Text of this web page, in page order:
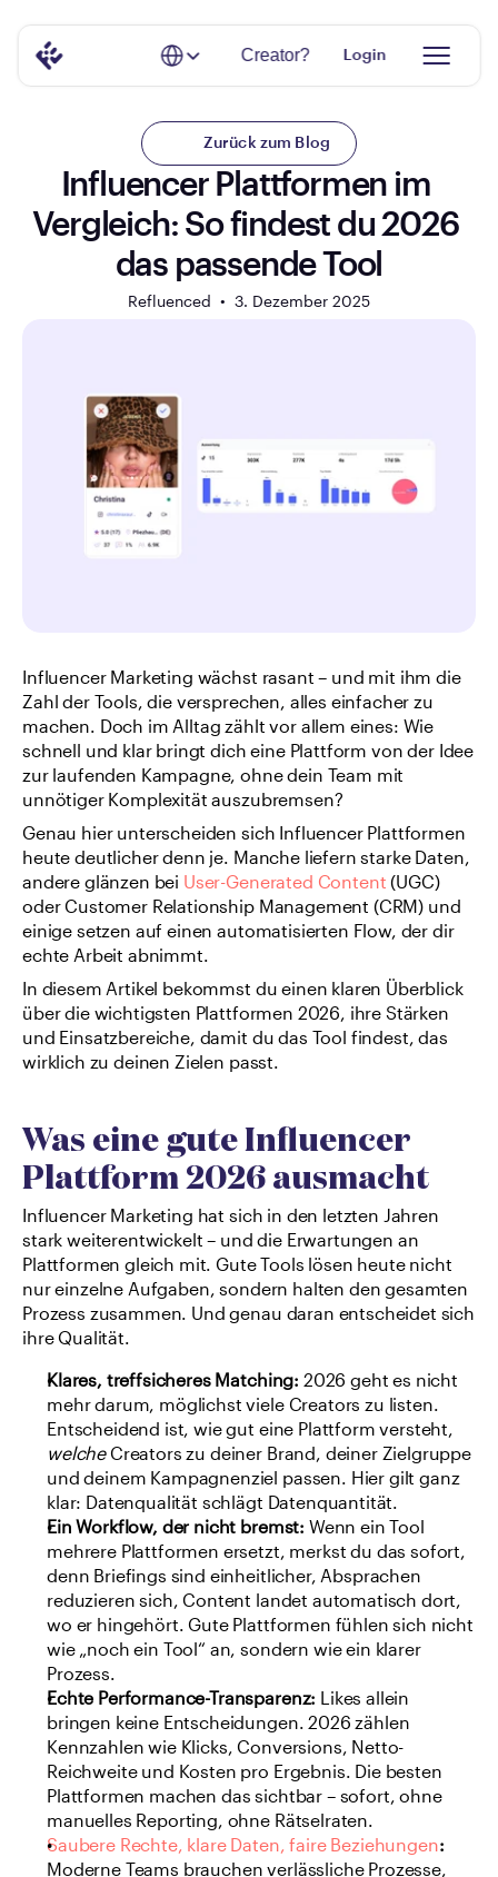
Zurück zum Blog
Influencer Plattformen im
Vergleich: So findest du 2026
das passende Tool
Refluenced  • 3. Dezember 2025
Influencer Marketing wächst rasant – und mit ihm die
Zahl der Tools, die versprechen, alles einfacher zu
machen. Doch im Alltag zählt vor allem eines: Wie
schnell und klar bringt dich eine Plattform von der Idee
zur laufenden Kampagne, ohne dein Team mit
unnötiger Komplexität auszubremsen?
Genau hier unterscheiden sich Influencer Plattformen
heute deutlicher denn je. Manche liefern starke Daten,
andere glänzen bei User-Generated Content (UGC)
oder Customer Relationship Management (CRM) und
einige setzen auf einen automatisierten Flow, der dir
echte Arbeit abnimmt.
In diesem Artikel bekommst du einen klaren Überblick
über die wichtigsten Plattformen 2026, ihre Stärken
und Einsatzbereiche, damit du das Tool findest, das
wirklich zu deinen Zielen passt.
Was eine gute Influencer
Plattform 2026 ausmacht
Influencer Marketing hat sich in den letzten Jahren
stark weiterentwickelt – und die Erwartungen an
Plattformen gleich mit. Gute Tools lösen heute nicht
nur einzelne Aufgaben, sondern halten den gesamten
Prozess zusammen. Und genau daran entscheidet sich
ihre Qualität.
Klares, treffsicheres Matching: 2026 geht es nicht
mehr darum, möglichst viele Creators zu listen.
welche Creators zu deiner Brand, deiner Zielgruppe
und deinem Kampagnenziel passen. Hier gilt ganz
klar: Datenqualität schlägt Datenquantität.
Ein Workflow, der nicht bremst: Wenn ein Tool
mehrere Plattformen ersetzt, merkst du das sofort,
denn Briefings sind einheitlicher, Absprachen
reduzieren sich, Content landet automatisch dort,
wo er hingehört. Gute Plattformen fühlen sich nicht
wie „noch ein Tool“ an, sondern wie ein klarer
Prozess.
Echte Performance-Transparenz: Likes allein
bringen keine Entscheidungen. 2026 zählen
Kennzahlen wie Klicks, Conversions, Netto-
Reichweite und Kosten pro Ergebnis. Die besten
Plattformen machen das sichtbar – sofort, ohne
manuelles Reporting, ohne Rätselraten.
Saubere Rechte, klare Daten, faire Beziehungen:
Moderne Teams brauchen verlässliche Prozesse,
Select Language
Login
Creator?